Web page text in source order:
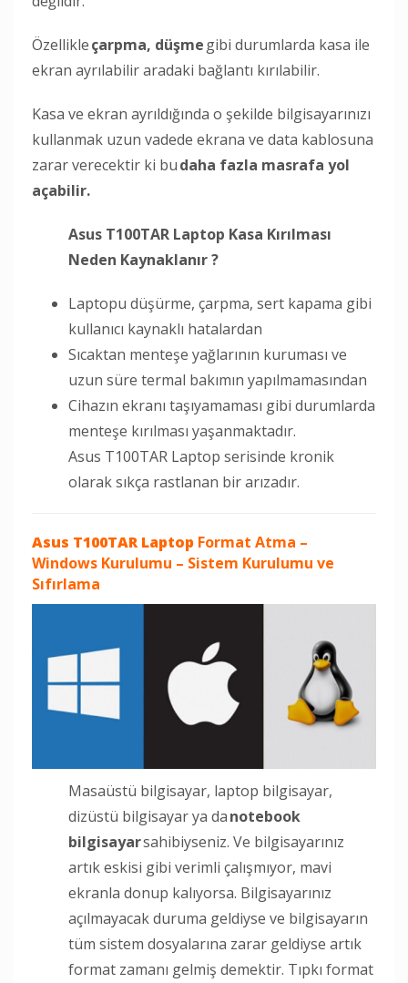
Özellikleçarpma, düşmegibi durumlarda kasa ile
ekran ayrılabilir aradaki bağlantı kırılabilir.
Kasa ve ekran ayrıldığında o şekilde bilgisayarınızı
kullanmak uzun vadede ekrana ve data kablosuna
zarar verecektir ki budaha fazla masrafa yol
açabilir.
Asus T100TAR Laptop Kasa Kırılması
Neden Kaynaklanır ?
Laptopu düşürme, çarpma, sert kapama gibi
kullanıcı kaynaklı hatalardan
Sıcaktan menteşe yağlarının kuruması ve
uzun süre termal bakımın yapılmamasından
Cihazın ekranı taşıyamaması gibi durumlarda
menteşe kırılması yaşanmaktadır.
Asus T100TAR Laptop serisinde kronik
olarak sıkça rastlanan bir arızadır.
Asus T100TAR Laptop Format Atma –
Windows Kurulumu – Sistem Kurulumu ve
Sıfırlama
Masaüstü bilgisayar, laptop bilgisayar,
dizüstü bilgisayar ya danotebook
bilgisayarsahibiyseniz. Ve bilgisayarınız
artık eskisi gibi verimli çalışmıyor, mavi
ekranla donup kalıyorsa. Bilgisayarınız
açılmayacak duruma geldiyse ve bilgisayarın
tüm sistem dosyalarına zarar geldiyse artık
format zamanı gelmiş demektir. Tıpkı format